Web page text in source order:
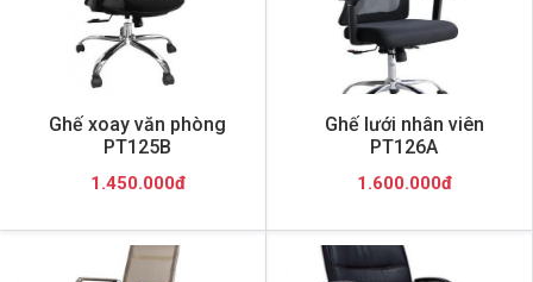
Ghế xoay văn phòng
PT125B
1.450.000đ
Ghế lưới nhân viên
PT126A
1.600.000đ